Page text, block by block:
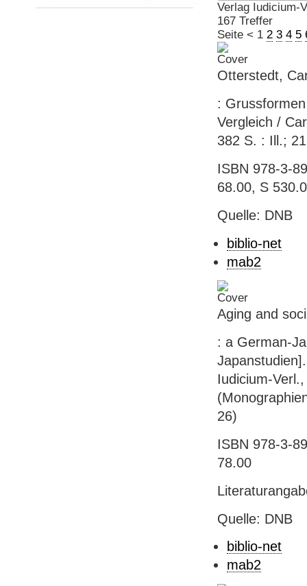
Verlag Iudicium-
167 Treffer
Seite < 1 2 3 4 5
Otterstedt,
:
Vergleich /
382 S. : Ill.;
ISBN 978-3-
68.00, S
Quelle: DNB
biblio-net
mab2
Aging and
: a German-
Iudicium-
26)
ISBN 978-3-
78.00
Quelle: DNB
biblio-net
mab2